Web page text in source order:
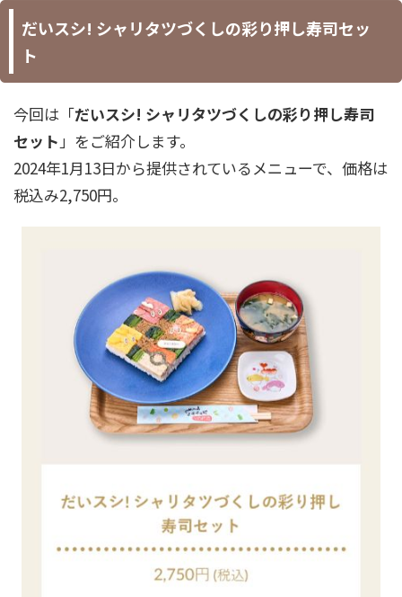
だいスシ! シャリタツづくしの彩り押し寿司セッ
ト
今回は「だいスシ! シャリタツづくしの彩り押し寿司
セット 」をご紹介します。
2024年1月13日から提供されているメニューで、価格は
税込み2,750円。